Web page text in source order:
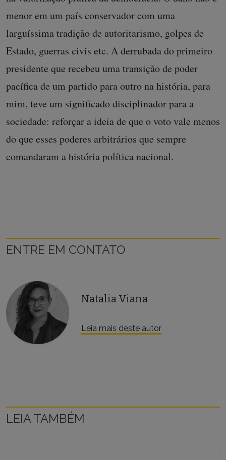
menor em um país conservador com uma
larguíssima tradição de autoritarismo, golpes de
Estado, guerras civis etc. A derrubada do primeiro
presidente que recebeu uma transição de poder
pacífica de um partido para outro na história, para
mim, teve um significado disciplinador para a
sociedade: reforçar a ideia de que o voto vale menos
do que esses poderes arbitrários que sempre
comandaram a história política nacional.
ENTRE EM CONTATO
Natalia Viana
Leia mais deste autor
LEIA TAMBÉM